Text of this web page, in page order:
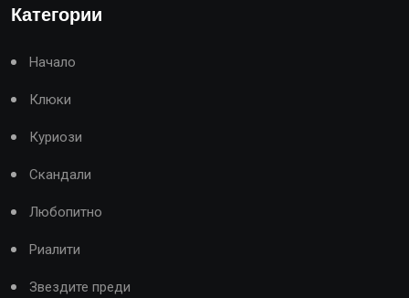
Категории
Начало
Клюки
Куриози
Скандали
Любопитно
Риалити
Звездите преди